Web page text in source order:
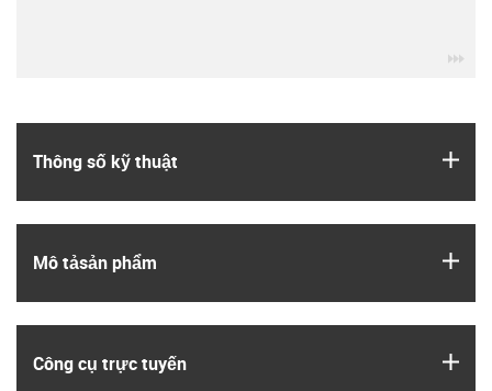
Thông số kỹ thuật
Mô tả­sản phẩm
Công cụ trực tuyến